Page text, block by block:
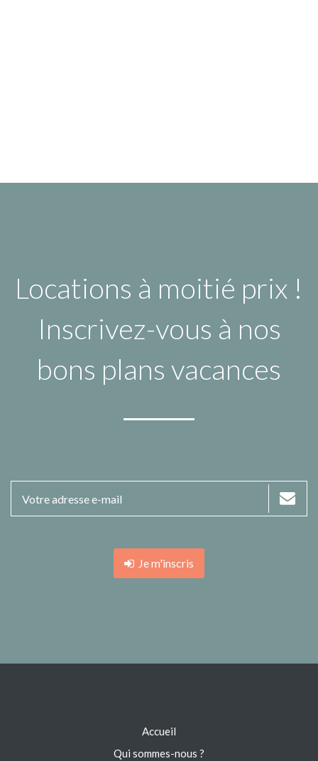
Locations à moitié prix !
Inscrivez-vous à nos
bons plans vacances
Je m'inscris
Accueil
Qui sommes-nous ?